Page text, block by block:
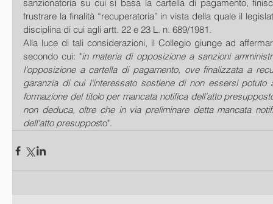
sanzionatoria su cui si basa la cartella di pagamento,
frustrare la finalità “recuperatoria” in vista della quale il
disciplina di cui agli artt. 22 e 23 L. n. 689/1981.
Alla luce di tali considerazioni, il Collegio giunge ad
secondo cui: "in materia di opposizione a sanzioni
l'opposizione a cartella di pagamento, ove finalizzata a
garanzia di cui l'interessato sostiene di non essersi potuto
formazione del titolo per mancata notifica dell'atto
non deduca, oltre che in via preliminare detta mancata
dell'atto presupposto".